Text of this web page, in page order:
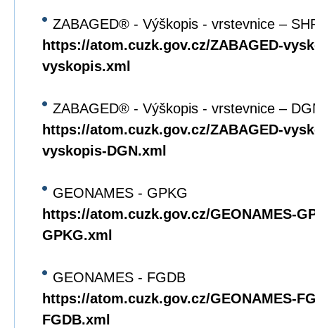
ZABAGED® - Výškopis - vrstevnice –
https://atom.cuzk.gov.cz/ZABAGED-
vyskopis.xml
ZABAGED® - Výškopis - vrstevnice –
https://atom.cuzk.gov.cz/ZABAGED-
vyskopis-DGN.xml
GEONAMES - GPKG
https://atom.cuzk.gov.cz/GEONAMES-
GPKG.xml
GEONAMES - FGDB
https://atom.cuzk.gov.cz/GEONAMES-
FGDB.xml